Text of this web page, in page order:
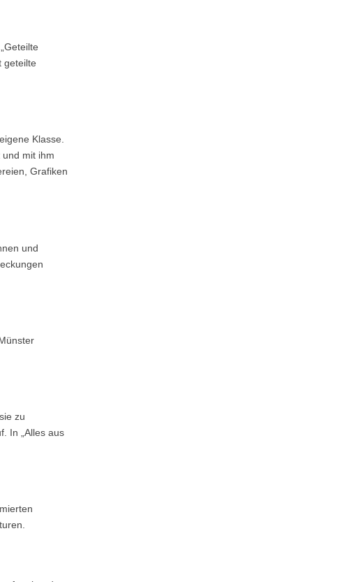
geteilte
Klasse.
und mit ihm
Grafiken
und
zu
In „Alles aus